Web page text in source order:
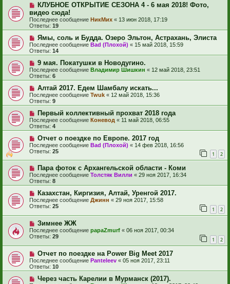
КЛУБНОЕ ОТКРЫТИЕ СЕЗОНА 4 - 6 мая 2018! Фото,
видео сюда!
Последнее сообщение НикМих « 13 июн 2018, 17:19
Ответы: 19
Ямы, соль и Будда. Озеро Эльтон, Астрахань, Элиста
Последнее сообщение Bad (Плохой) « 15 май 2018, 15:59
Ответы: 14
9 мая. Покатушки в Новодугино.
Последнее сообщение Владимир Шишкин « 12 май 2018, 23:51
Ответы: 6
Алтай 2017. Едем Шамбалу искать...
Последнее сообщение Twuk « 12 май 2018, 15:36
Ответы: 9
Первый коллективный прохват 2018 года
Последнее сообщение Коневод « 11 май 2018, 06:55
Ответы: 4
Отчет о поездке по Европе. 2017 год
Последнее сообщение Bad (Плохой) « 14 фев 2018, 16:56
Ответы: 25 1 2
Пара фоток с Архангельской области - Коми
Последнее сообщение Толстяк Вилли « 29 ноя 2017, 16:34
Ответы: 8
Казахстан, Киргизия, Алтай, Уренгой 2017.
Последнее сообщение Джинн « 29 ноя 2017, 15:58
Ответы: 25 1 2
Зимнее ЖЖ
Последнее сообщение papaZmurf « 06 ноя 2017, 00:34
Ответы: 29 1 2
Отчет по поездке на Power Big Meet 2017
Последнее сообщение Panteleev « 05 ноя 2017, 23:11
Ответы: 10
Через часть Карелии в Мурманск (2017).